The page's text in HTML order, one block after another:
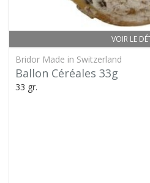
VOIR LE
Bridor Made in Switzerland
Ballon Céréales 33g
33 gr.